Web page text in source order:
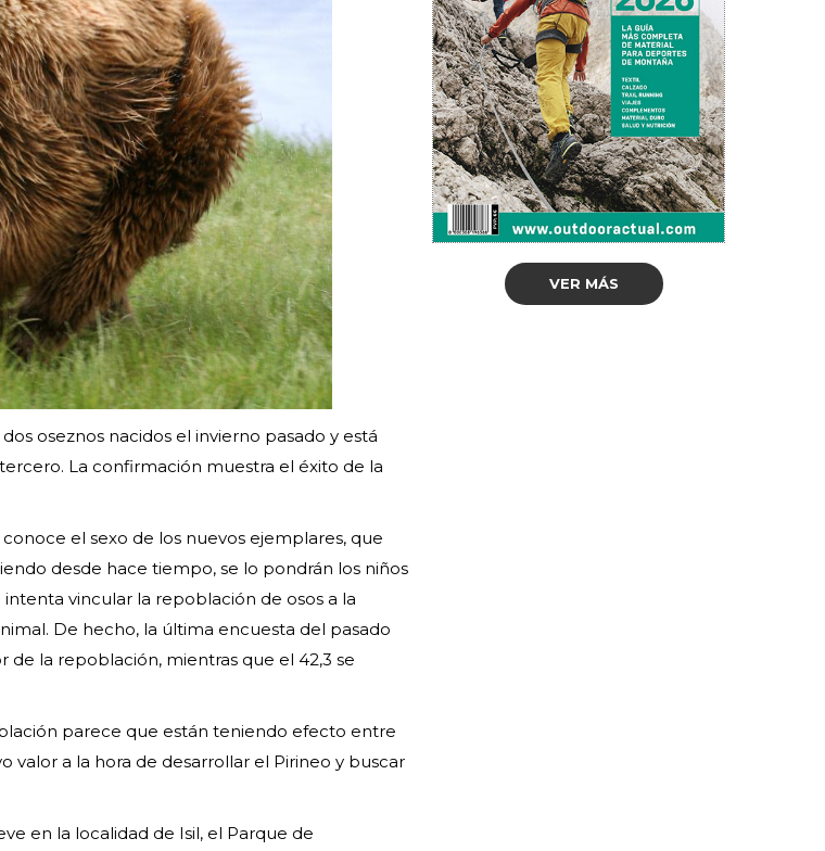
oseznos nacidos el invierno pasado y está
La confirmación muestra el éxito de la
el sexo de los nuevos ejemplares, que
desde hace tiempo, se lo pondrán los niños
intenta vincular la repoblación de osos a la
De hecho, la última encuesta del pasado
de la repoblación, mientras que el 42,3 se
parece que están teniendo efecto entre
valor a la hora de desarrollar el Pirineo y buscar
en la localidad de Isil, el Parque de
VER MÁS